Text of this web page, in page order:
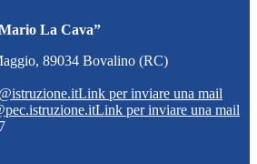
La Cava”
89034 Bovalino (RC)
Link per inviare una mail
Link per inviare una mail